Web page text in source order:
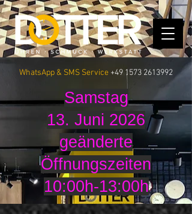
WhatsApp & SMS Service +49 1573 2613992
Samstag
13. Juni 2026
geänderte
Öffnungszeiten
10:00h-13:00h